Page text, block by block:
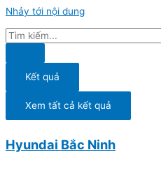
Nhảy tới nội dung
Kết quả
Xem tất cả kết quả
Hyundai Bắc Ninh